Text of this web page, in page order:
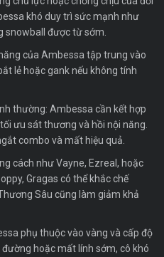
khó duy trì sức mạnh như
snowball được từ sớm.
của Ambessa tập trung vào
lẻ hoặc gank nếu không tính
thường: Ambessa cần kết hợp
ưu sát thương và hồi nội năng.
combo và mất hiệu quả.
cách như Vayne, Ezreal, hoặc
Gragas có thể khắc chế
Sâu cũng làm giảm khả
phụ thuộc vào vàng và cấp độ
hoặc mất lính sớm, cô khó